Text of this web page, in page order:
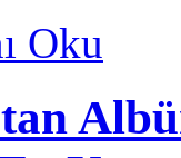
Oku